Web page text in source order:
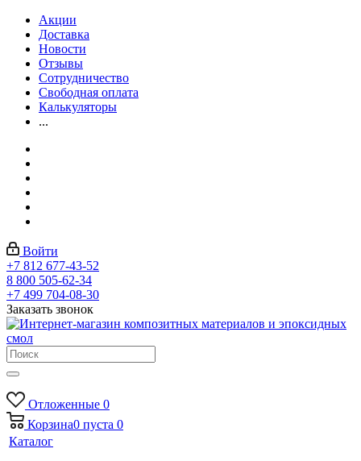
Акции
Доставка
Новости
Отзывы
Сотрудничество
Свободная оплата
Калькуляторы
...
Войти
+7 812 677-43-52
8 800 505-62-34
+7 499 704-08-30
Заказать звонок
Отложенные 0
Корзина0 пуста 0
Каталог